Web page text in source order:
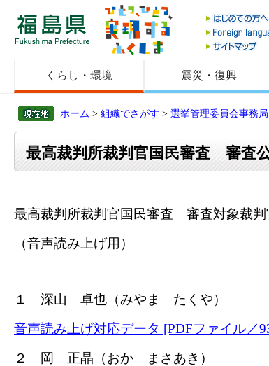
福島県
くらし・環境 震災・復興
ホーム > 組織でさがす > 選挙管理委員会事務局
最高裁判所裁判官国民審査 審査
最高裁判所裁判官国民審査 審査対象裁判
（音声読み上げ用）
１ 深山 卓也（みやま たくや）
音声読み上げ対応データ [PDFファイル／
２ 岡 正晶（おか まさあき）